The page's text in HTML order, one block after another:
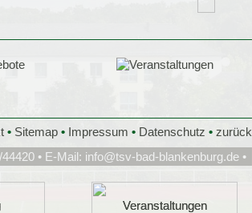
Veranstaltungen
Veranstaltungen
• Sitemap • Impressum • Datenschutz • zurück
• E-Mail: info@tsv-bad-blankenburg.de•